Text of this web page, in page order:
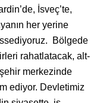
İsveç’te,
her yerine
Bölgede
rahatlatacak, alt-
merkezinde
ediyor. Devletimiz